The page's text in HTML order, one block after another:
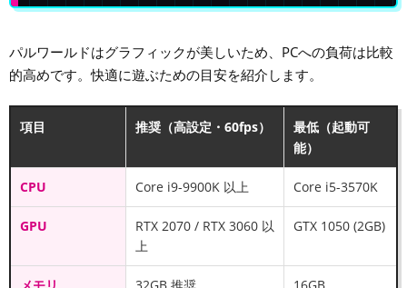
パルワールドはグラフィックが美しいため、PCへの負荷は比較
的高めです。快適に遊ぶための目安を紹介します。
項目 推奨（高設定・60fps）
最低（起動可
能）
CPU Core i9-9900K 以上 Core i5-3570K
GPU
RTX 2070 / RTX 3060 以
上
GTX 1050 (2GB)